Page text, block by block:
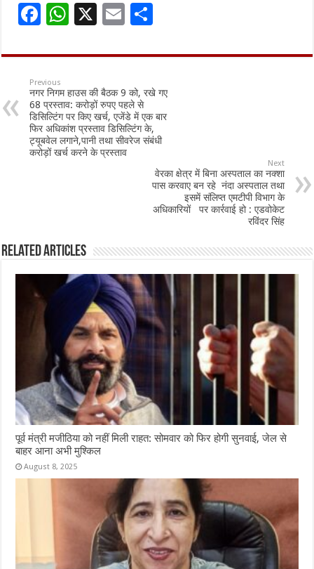
F
e
b
o
o
k
W
at
p
p
X
E
ai ar
e
Previous
नगर निगम हाउस की बैठक 9 को, रखे गए
68 प्रस्ताव: करोड़ों रुपए पहले से
डिसिल्टिंग पर किए खर्च, एजेंडे में एक बार
फिर अधिकांश प्रस्ताव डिसिल्टिंग के,
ट्यूबवेल लगाने,पानी तथा सीवरेज संबंधी
करोड़ों खर्च करने के प्रस्ताव
Next
वेरका क्षेत्र में बिना अस्पताल का नक्शा
पास करवाए बन रहे नंदा अस्पताल तथा
इसमें संलिप्त एमटीपी विभाग के
अधिकारियों पर कार्रवाई हो : एडवोकेट
रविंदर सिंह
Related Articles
पूर्व मंत्री मजीठिया को नहीं मिली राहत: सोमवार को फिर होगी सुनवाई, जेल से
बाहर आना अभी मुश्किल
August 8, 2025